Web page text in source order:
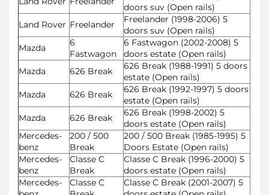
doors suv (Open rails)
Land Rover Freelander
Freelander (1998-2006) 5
doors suv (Open rails)
Mazda
6
Fastwagon
6 Fastwagon (2002-2008) 5
doors estate (Open rails)
Mazda
626 Break
626 Break (1988-1991) 5 doors
estate (Open rails)
Mazda
626 Break
626 Break (1992-1997) 5 doors
estate (Open rails)
Mazda
626 Break
626 Break (1998-2002) 5
doors estate (Open rails)
Mercedes-
benz
200 / 500
Break
200 / 500 Break (1985-1995) 5
Doors Estate (Open rails)
Mercedes-
benz
Classe C
Break
Classe C Break (1996-2000) 5
doors estate (Open rails)
Mercedes-
Classe C
Classe C Break (2001-2007) 5